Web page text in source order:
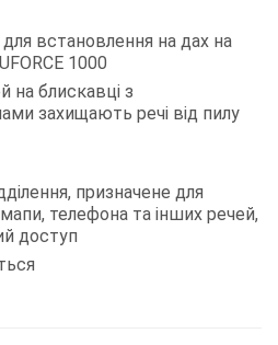
для встановлення на дах на
1000
на блискавці з
захищають речі від пилу
призначене для
телефона та інших речей,
доступ